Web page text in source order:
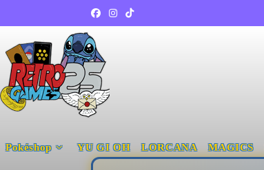
Pokéshop YU GI OH LORCANA MAGICS